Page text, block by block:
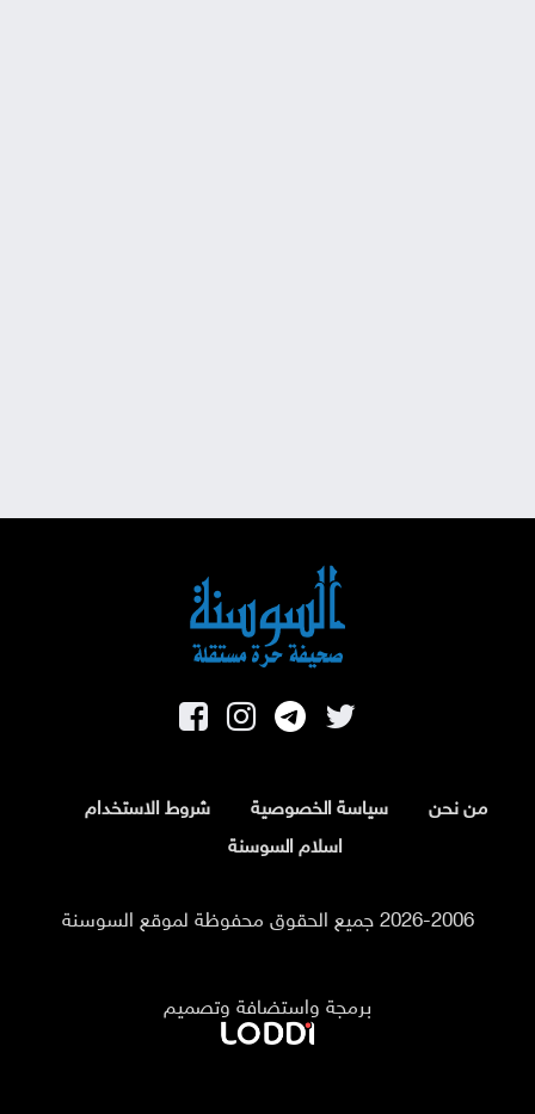
من نحن سياسة الخصوصية
شروط الاستخدام
اسلام السوسنة
2026-2006 جميع الحقوق محفوظة لموقع السوسنة
برمجة واستضافة وتصميم